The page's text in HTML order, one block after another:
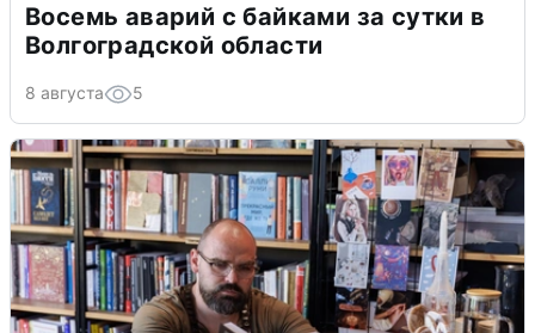
Восемь аварий с байками за сутки в
Волгоградской области
8 августа 5